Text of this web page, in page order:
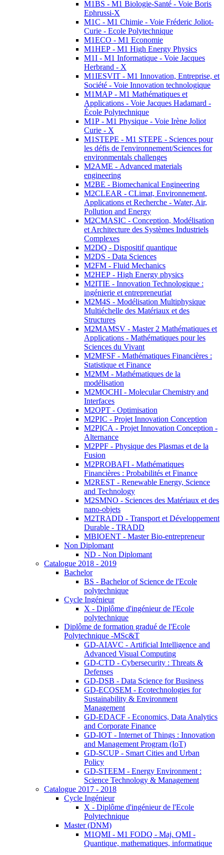
M1BS - M1 Biologie-Santé - Voie Boris
Ephrussi-X
M1C - M1 Chimie - Voie Fréderic Joliot-
Curie - Ecole Polytechnique
M1ECO - M1 Economie
M1HEP - M1 High Energy Physics
M1I - M1 Informatique - Voie Jacques
Herbrand - X
M1IESVIT - M1 Innovation, Entreprise, et
Société - Voie Innovation technologique
M1MAP - M1 Mathématiques et
Applications - Voie Jacques Hadamard -
École Polytechnique
M1P - M1 Physique - Voie Irène Joliot
Curie - X
M1STEPE - M1 STEPE - Sciences pour
les défis de l'environnement/Sciences for
environmentals challenges
M2AME - Advanced materials
engineering
M2BE - Biomechanical Engineering
M2CLEAR - CLimat, Environnement,
Applications et Recherche - Water, Air,
Pollution and Energy
M2CMASIC - Conception, Modélisation
et Architecture des Systèmes Industriels
Complexes
M2DQ - Dispositif quantique
M2DS - Data Sciences
M2FM - Fluid Mechanics
M2HEP - High Energy physics
M2ITIE - Innovation Technologique :
ingénierie et entrepreneuriat
M2M4S - Modélisation Multiphysique
Multiéchelle des Matériaux et des
Structures
M2MAMSV - Master 2 Mathématiques et
Applications - Mathématiques pour les
Sciences du Vivant
M2MFSF - Mathématiques Financières :
Statistique et Finance
M2MM - Mathématiques de la
modélisation
M2MOCHI - Molecular Chemistry and
Interfaces
M2OPT - Optimisation
M2PIC - Projet Innovation Conception
M2PICA - Projet Innovation Conception -
Alternance
M2PPF - Physique des Plasmas et de la
Fusion
M2PROBAFI - Mathématiques
Financières : Probabilités et Finance
M2REST - Renewable Energy, Science
and Technology
M2SMNO - Sciences des Matériaux et des
nano-objets
M2TRADD - Transport et Développement
Durable - TRADD
MBIOENT - Master Bio-entrepreneur
Non Diplomant
ND - Non Diplomant
Catalogue 2018 - 2019
Bachelor
BS - Bachelor of Science de l'Ecole
polytechnique
Cycle Ingénieur
X - Diplôme d'ingénieur de l'Ecole
polytechnique
Diplôme de formation gradué de l'Ecole
Polytechnique -MSc&T
GD-AIAVC - Artificial Intelligence and
Advanced Visual Computing
GD-CTD - Cybersecurity : Threats &
Defenses
GD-DSB - Data Science for Business
GD-ECOSEM - Ecotechnologies for
Sustainability & Environment
Management
GD-EDACF - Economics, Data Analytics
and Corporate Finance
GD-IOT - Internet of Things : Innovation
and Management Program (IoT)
GD-SCUP - Smart Cities and Urban
Policy
GD-STEEM - Energy Environment :
Science Technology & Management
Catalogue 2017 - 2018
Cycle Ingénieur
X - Diplôme d'ingénieur de l'Ecole
Polytechnique
Master (DNM)
M1QMI - M1 FODQ - Maj. QMI -
Quantique, mathematiques, informatique